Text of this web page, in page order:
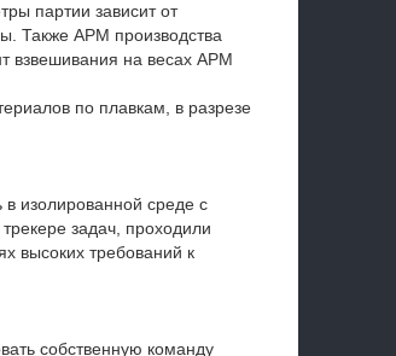
партии зависит от
Также АРМ производства
взвешивания на весах АРМ
по плавкам, в разрезе
изолированной среде с
задач, проходили
высоких требований к
собственную команду